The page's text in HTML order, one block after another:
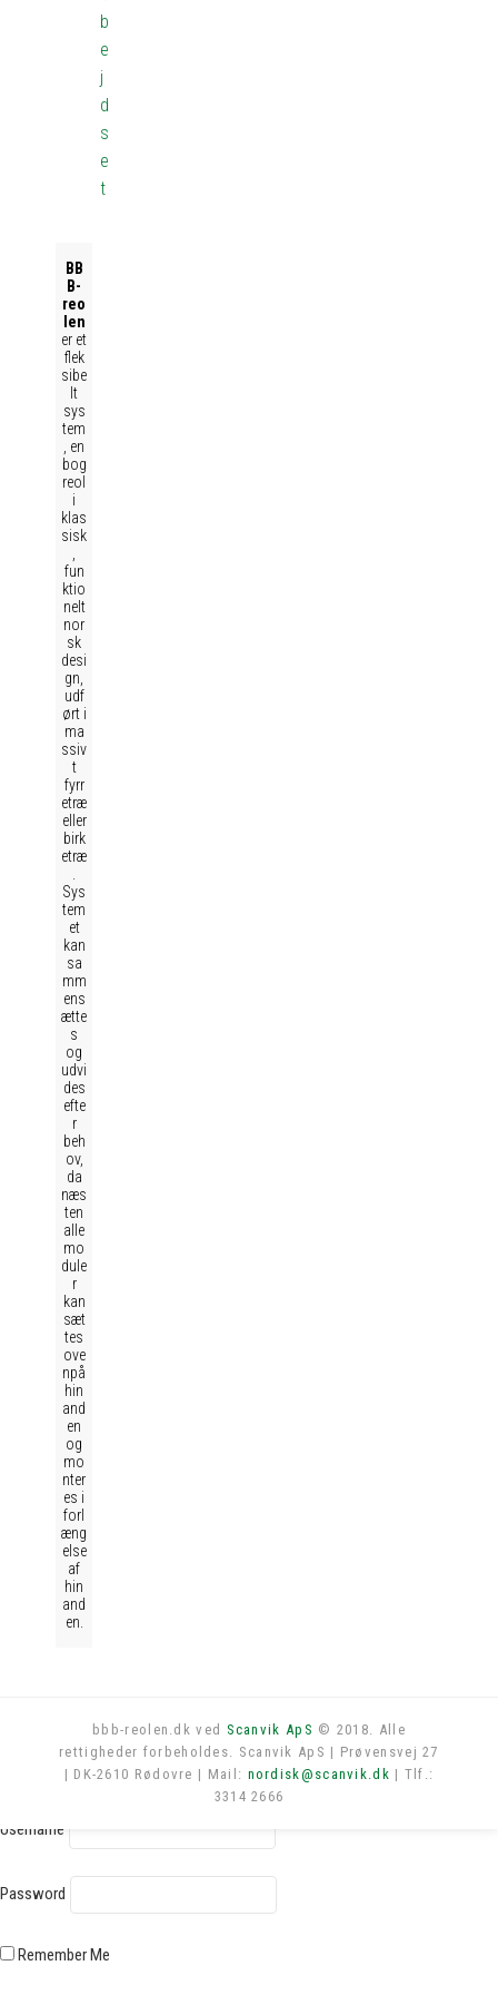
b
e
j
d
s
e
t
BB
B-
reo
len
er et
flek
sibe
lt
sys
tem
, en
bog
reol
i
klas
sisk
fun
ktio
nelt
nor
sk
desi
gn,
udf
ørt i
ma
ssiv
t
fyrr
etræ
eller
birk
etræ
Sys
tem
et
kan
sa
mm
ens
ætte
s
og
udvi
des
efte
r
beh
ov,
da
næs
ten
alle
mo
dule
r
kan
sæt
tes
ove
npå
hin
and
en
og
mo
nter
es i
forl
æng
else
af
hin
and
en.
bbb-reolen.dk ved Scanvik ApS © 2018. Alle
rettigheder forbeholdes. Scanvik ApS | Prøvensvej 27
| DK-2610 Rødovre | Mail: nordisk@scanvik.dk | Tlf.:
3314 2666
Log in
Username
Password
Remember Me